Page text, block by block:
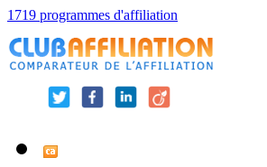
1719 programmes d'affiliation